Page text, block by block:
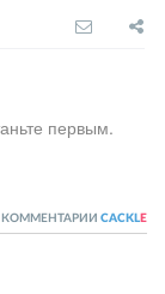
первым.
CACKL E